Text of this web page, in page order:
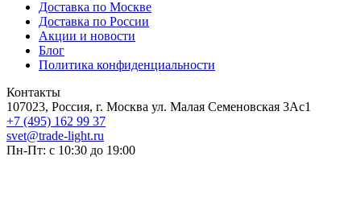
Доставка по Москве
Доставка по России
Акции и новости
Блог
Политика конфиденциальности
Контакты
107023, Россия, г. Москва ул. Малая Семеновская 3Ас1
+7 (495) 162 99 37
svet@trade-light.ru
Пн-Пт: с 10:30 до 19:00